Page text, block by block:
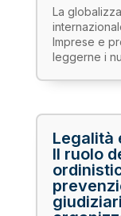
La
Imprese e
leggerne i
Legalità
Il ruolo